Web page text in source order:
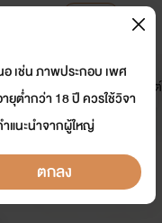
มาใหม่
ดรีมแชท ธัญลิสต์
เช่น ภาพประกอบ เพศ
ยุต่ำกว่า 18 ปี ควรใช้วิจา
แนะนำจากผู้ใหญ่
ตกลง